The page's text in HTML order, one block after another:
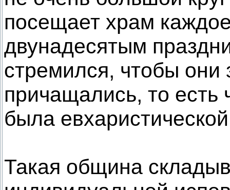
посещает храм
двунадесятым
стремился, чтобы они
причащались, то
была
Такая община